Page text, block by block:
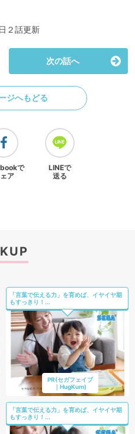
２話更新
次の話へ
ジへもどる
で
ア
LINEで
送る
「言葉で伝える力」を育めば、イヤイヤ期
もすっきり！...
PR(セガフェイブ
｜HugKum)
「言葉で伝える力」を育めば、イヤイヤ期
もすっきり！...